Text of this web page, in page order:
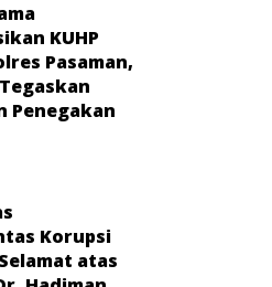
KUHP
Pasaman,
Penegakan
Korupsi
atas